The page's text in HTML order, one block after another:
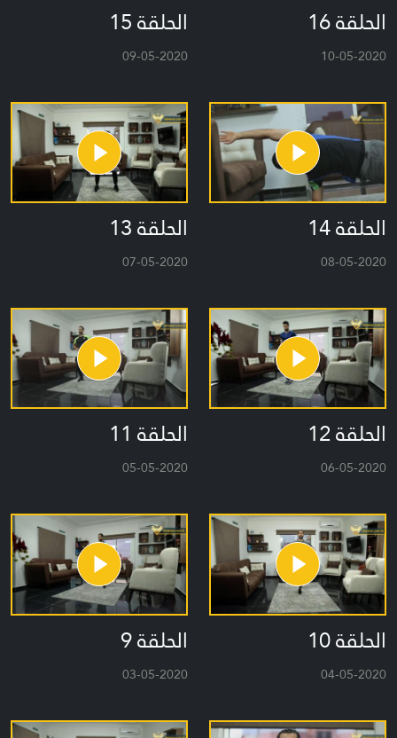
الحلقة 16
10-05-2020
الحلقة 15
09-05-2020
الحلقة 14
08-05-2020
الحلقة 13
07-05-2020
الحلقة 12
06-05-2020
الحلقة 11
05-05-2020
الحلقة 10
04-05-2020
الحلقة 9
03-05-2020